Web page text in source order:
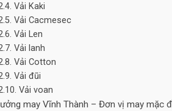
Vải Kaki
Vải Cacmesec
Vải Len
Vải lanh
Vải Cotton
Vải đũi
Vải voan
may Vĩnh Thành – Đơn vị may mặc